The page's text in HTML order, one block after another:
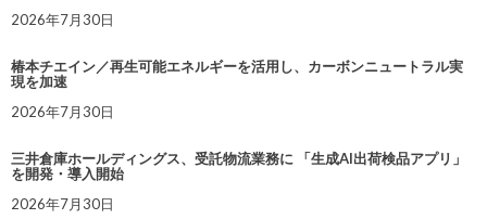
2026年7月30日
椿本チエイン／再生可能エネルギーを活用し、カーボンニュートラル実
現を加速
2026年7月30日
三井倉庫ホールディングス、受託物流業務に 「生成AI出荷検品アプリ」
を開発・導入開始
2026年7月30日